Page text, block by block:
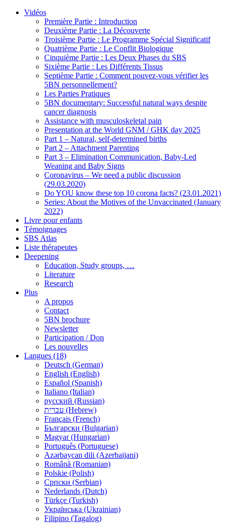
Vidéos
Première Partie : Introduction
Deuxième Partie : La Découverte
Troisième Partie : Le Programme Spécial Significatif
Quatrième Partie : Le Conflit Biologique
Cinquième Partie : Les Deux Phases du SBS
Sixième Partie : Les Différents Tissus
Septième Partie : Comment pouvez-vous vérifier les
5BN personnellement?
Les Parties Pratiques
5BN documentary: Successful natural ways despite
cancer diagnosis
Assistance with musculoskeletal pain
Presentation at the World GNM / GHK day 2025
Part 1 – Natural, self-determined births
Part 2 – Attachment Parenting
Part 3 – Elimination Communication, Baby-Led
Weaning and Baby Signs
Coronavirus – We need a public discussion
(29.03.2020)
Do YOU know these top 10 corona facts? (23.01.2021)
Series: About the Motives of the Unvaccinated (January
2022)
Livre pour enfants
Témoignages
SBS Atlas
Liste thérapeutes
Deepening
Education, Study groups, …
Literature
Research
Plus
A propos
Contact
5BN brochure
Newsletter
Participation / Don
Les nouvelles
Langues (18)
Deutsch (German)
English (English)
Español (Spanish)
Italiano (Italian)
русский (Russian)
עברית (Hebrew)
Français (French)
Български (Bulgarian)
Magyar (Hungarian)
Português (Portuguese)
Azərbaycan dili (Azerbaijani)
Română (Romanian)
Polskie (Polish)
Српски (Serbian)
Nederlands (Dutch)
Türkçe (Turkish)
Українська (Ukrainian)
Filipino (Tagalog)